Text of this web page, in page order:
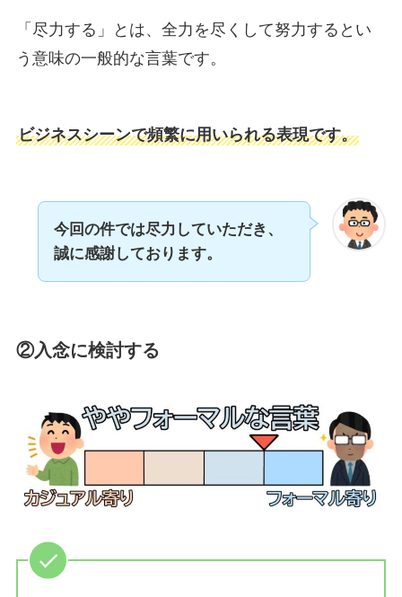
「尽力する」とは、全力を尽くして努力するとい
う意味の一般的な言葉です。
ビジネスシーンで頻繁に用いられる表現です。
今回の件では尽力していただき、
誠に感謝しております。
②入念に検討する